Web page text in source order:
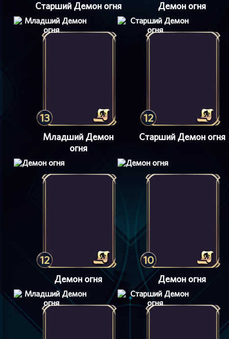
Старший Демон огня Демон огня
13
Младший Демон
огня
12
Старший Демон огня
12
Демон огня
10
Демон огня